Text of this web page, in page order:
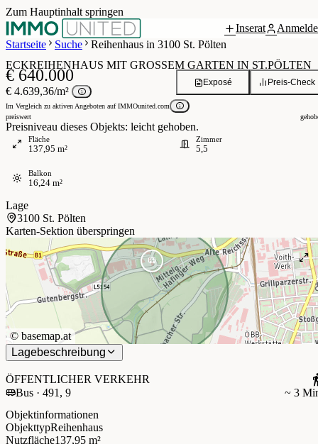
Zum Hauptinhalt springen
Inserat
Startseite
Suche Reihenhaus in 3100 St. Pölten
/ 19Grundriss
ECKREIHENHAUS MIT GROSSEM GARTEN IN ST.PÖLTEN
€ 640.000
€ 4.639,36/m²
Im Vergleich zu aktiven Angeboten auf IMMOunited.com
preiswert
Preisniveau dieses Objekts: leicht gehoben.
Preis-Check
Exposé
Fläche
137,95 m²
Zimmer
5,5
Balkon
16,24 m²
Lage
3100 St. Pölten
Karten-Sektion überspringen
© basemap.at
Lagebeschreibung
ÖFFENTLICHER VERKEHR
Bus · 491, 9
~ 3
Objektinformationen
ObjekttypReihenhaus
Nutzfläche137,95 m²